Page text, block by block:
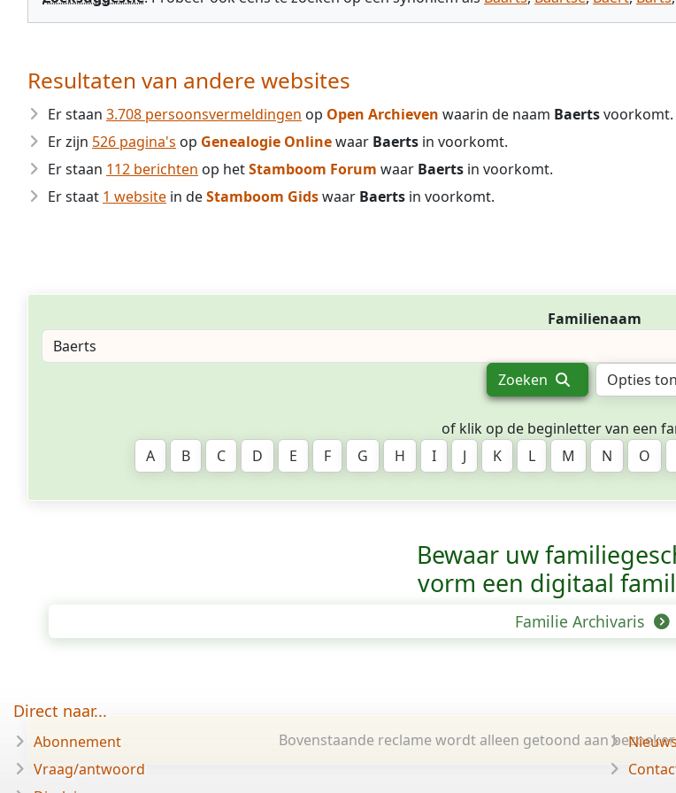
Resultaten van andere websites
Er staan 3.708 persoonsvermeldingen op Open Archieven waarin de naam Baertsvoorkomt.
Er zijn 526 pagina's op Genealogie Onlinewaar Baerts in voorkomt.
Er staan 112 berichten op hetStamboom Forum waar Baerts in voorkomt.
Er staat 1 website in deStamboom Gidswaar Baerts in voorkomt.
Familienaam
Zoeken Opties
of klik op de beginletter van een
A
B C D E F G H I J K L M N O
Bewaar uw
vorm een digitaal
Familie Archivaris
Bovenstaande reclame wordt alleen getoond aan
Direct naar...
Abonnement
Vraag/antwoord